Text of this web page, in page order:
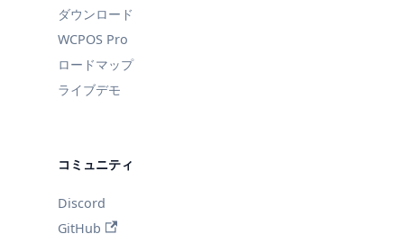
ダウンロード
WCPOS Pro
ロードマップ
ライブデモ
コミュニティ
Discord
GitHub